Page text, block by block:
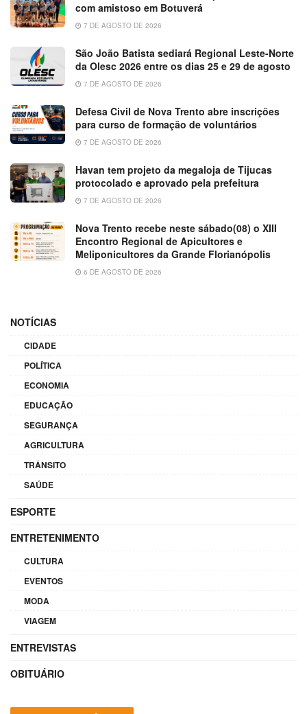
com amistoso em Botuverá
7 DE AGOSTO DE 2026
São João Batista sediará Regional Leste-Norte
da Olesc 2026 entre os dias 25 e 29 de agosto
7 DE AGOSTO DE 2026
Defesa Civil de Nova Trento abre inscrições
para curso de formação de voluntários
7 DE AGOSTO DE 2026
Havan tem projeto da megaloja de Tijucas
protocolado e aprovado pela prefeitura
7 DE AGOSTO DE 2026
Nova Trento recebe neste sábado(08) o XIII
Encontro Regional de Apicultores e
Meliponicultores da Grande Florianópolis
6 DE AGOSTO DE 2026
NOTÍCIAS
CIDADE
POLÍTICA
ECONOMIA
EDUCAÇÃO
SEGURANÇA
AGRICULTURA
TRÂNSITO
SAÚDE
ESPORTE
ENTRETENIMENTO
CULTURA
EVENTOS
MODA
VIAGEM
ENTREVISTAS
OBITUÁRIO